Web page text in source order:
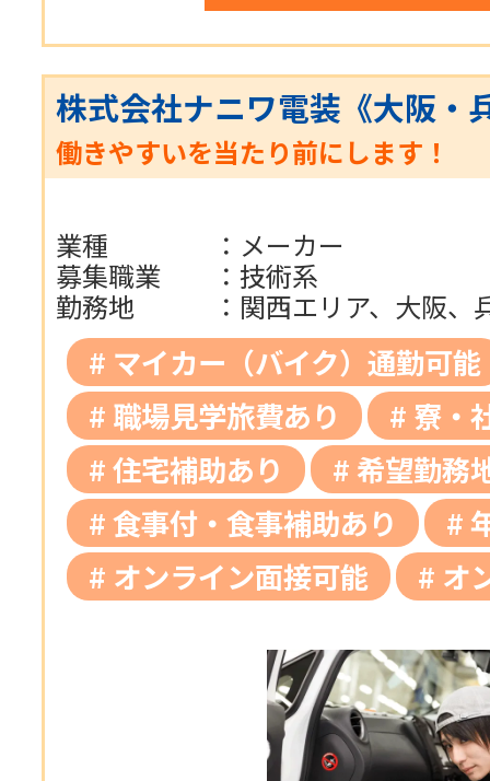
株式会社ナニワ電装《大阪・
働きやすいを当たり前にします！
業種 ： メーカー
募集職業
： 技術系
勤務地
： 関西エリア、大阪、
マイカー（バイク）通勤可能
職場見学旅費あり
寮・
住宅補助あり
希望勤務
食事付・食事補助あり
オンライン面接可能
オ